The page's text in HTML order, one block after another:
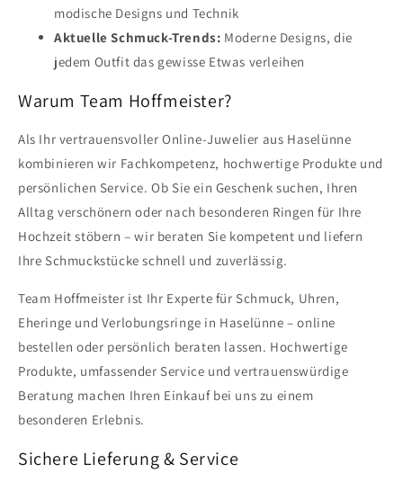
modische Designs und Technik
Aktuelle Schmuck-Trends: Moderne Designs, die
jedem Outfit das gewisse Etwas verleihen
Warum Team Hoffmeister?
Als Ihr vertrauensvoller Online-Juwelier aus Haselünne
kombinieren wir Fachkompetenz, hochwertige Produkte und
persönlichen Service. Ob Sie ein Geschenk suchen, Ihren
Alltag verschönern oder nach besonderen Ringen für Ihre
Hochzeit stöbern – wir beraten Sie kompetent und liefern
Ihre Schmuckstücke schnell und zuverlässig.
Team Hoffmeister ist Ihr Experte für Schmuck, Uhren,
Eheringe und Verlobungsringe in Haselünne – online
bestellen oder persönlich beraten lassen. Hochwertige
Produkte, umfassender Service und vertrauenswürdige
Beratung machen Ihren Einkauf bei uns zu einem
besonderen Erlebnis.
Sichere Lieferung & Service